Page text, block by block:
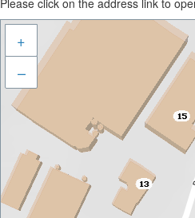
Please click on the address link to
+
–